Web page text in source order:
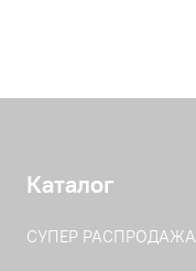
Каталог
СУПЕР РАСПРОДАЖА